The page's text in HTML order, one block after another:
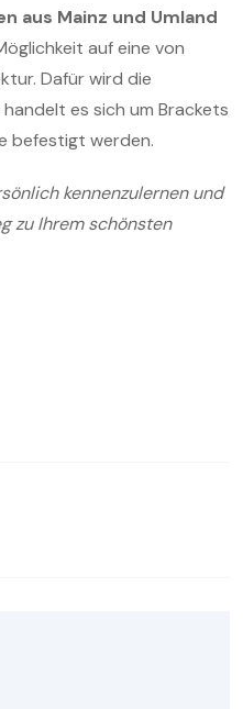
aus Mainz und Umland
auf eine von
Dafür wird die
es sich um Brackets
befestigt werden.
kennenzulernen und
zu Ihrem schönsten